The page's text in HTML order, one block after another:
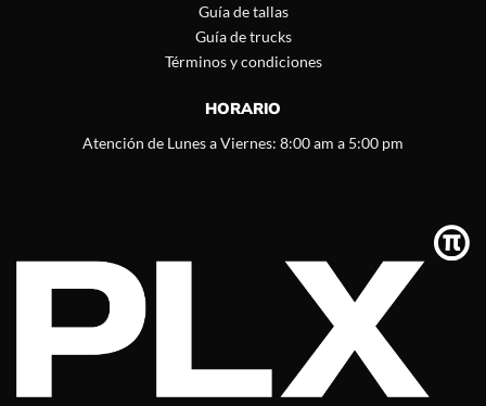
Guía de tallas
Guía de trucks
Términos y condiciones
HORARIO
Atención de Lunes a Viernes: 8:00 am a 5:00 pm